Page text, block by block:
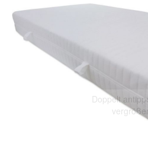
Doppelt